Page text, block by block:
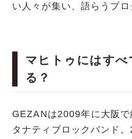
い人々が集い、語らうプロ
マヒトゥにはすべ
る？
GEZANは2009年に大阪
タナティブロックバンド